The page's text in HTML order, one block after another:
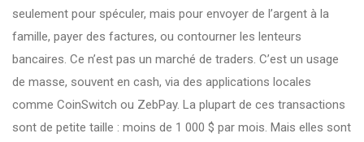
seulement pour spéculer, mais pour envoyer de l’argent à la
famille, payer des factures, ou contourner les lenteurs
bancaires. Ce n’est pas un marché de traders. C’est un usage
de masse, souvent en cash, via des applications locales
comme CoinSwitch ou ZebPay. La plupart de ces transactions
sont de petite taille : moins de 1 000 $ par mois. Mais elles sont